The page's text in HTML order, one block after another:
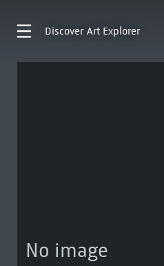
Discover Art Explorer
No image